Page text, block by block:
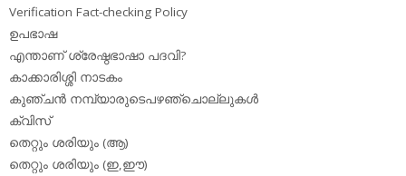
Verification Fact-checking Policy
ഉപഭാഷ
എന്താണ് ശ്രേഷ്ഠഭാഷാ പദവി?
കാക്കാരിശ്ശി നാടകം
കുഞ്ചന്‍ നമ്പ്യാരുടെപഴഞ്ചൊല്ലുകള്‍
ക്വിസ്
തെറ്റും ശരിയും (ആ)
തെറ്റും ശരിയും (ഇ,ഈ)